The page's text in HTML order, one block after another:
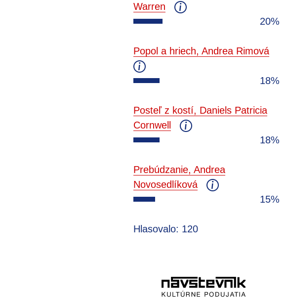
Warren
20%
Popol a hriech, Andrea Rimová
18%
Posteľ z kostí, Daniels Patricia
Cornwell
18%
Prebúdzanie, Andrea
Novosedlíková
15%
Hlasovalo: 120